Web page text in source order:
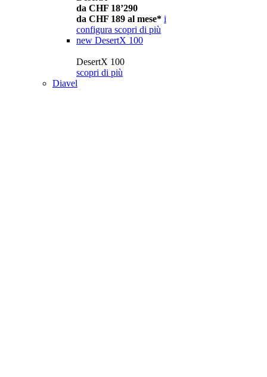
da CHF 18’290
da CHF 189 al mese* i
configura scopri di più
new DesertX 100
DesertX 100
scopri di più
Diavel